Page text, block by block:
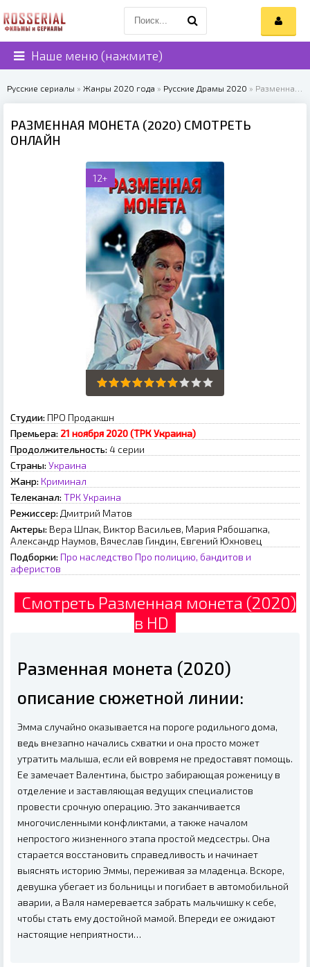
Наше меню (нажмите)
Русские сериалы » Жанры 2020 года » Русские Драмы 2020 » Разменная монета (2020)
РАЗМЕННАЯ МОНЕТА (2020) СМОТРЕТЬ
ОНЛАЙН
12+
Студии: ПРО Продакшн
Премьера: 21 ноября 2020 (ТРК Украина)
Продолжительность: 4 серии
Страны: Украина
Жанр: Криминал
Телеканал: ТРК Украина
Режиссер: Дмитрий Матов
Актеры: Вера Шпак, Виктор Васильев, Мария Рябошапка,
Александр Наумов, Вячеслав Гиндин, Евгений Юхновец
Подборки: Про наследство Про полицию, бандитов и
аферистов
Смотреть Разменная монета (2020)
в HD
Разменная монета (2020)
описание сюжетной линии:
Эмма случайно оказывается на пороге родильного дома,
ведь внезапно начались схватки и она просто может
утратить малыша, если ей вовремя не предоставят помощь.
Ее замечает Валентина, быстро забирающая роженицу в
отделение и заставляющая ведущих специалистов
провести срочную операцию. Это заканчивается
многочисленными конфликтами, а также началом
непростого жизненного этапа простой медсестры. Она
старается восстановить справедливость и начинает
выяснять историю Эммы, переживая за младенца. Вскоре,
девушка убегает из больницы и погибает в автомобильной
аварии, а Валя намеревается забрать мальчишку к себе,
чтобы стать ему достойной мамой. Впереди ее ожидают
настоящие неприятности…